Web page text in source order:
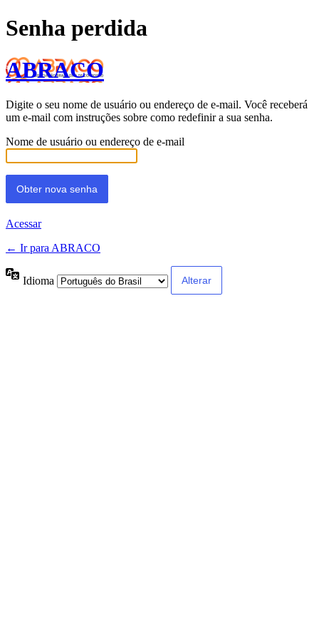
Senha perdida
ABRACO
Digite o seu nome de usuário ou endereço de e-mail. Você receberá
um e-mail com instruções sobre como redefinir a sua senha.
Nome de usuário ou endereço de e-mail
Acessar
← Ir para ABRACO
Idioma